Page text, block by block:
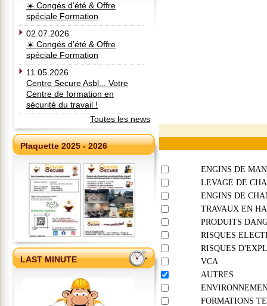
☀️ Congés d’été & Offre
spéciale Formation
02.07.2026
☀️ Congés d’été & Offre
spéciale Formation
11.05.2026
Centre Secure Asbl... Votre
Centre de formation en
sécurité du travail !
Toutes les news
Plaquette 2025 - 2026
LAST MINUTE
ENGINS DE
LEVAGE DE
ENGINS DE
TRAVAUX EN
PRODUITS
RISQUES
RISQUES
VCA
AUTRES
FORMATIONS